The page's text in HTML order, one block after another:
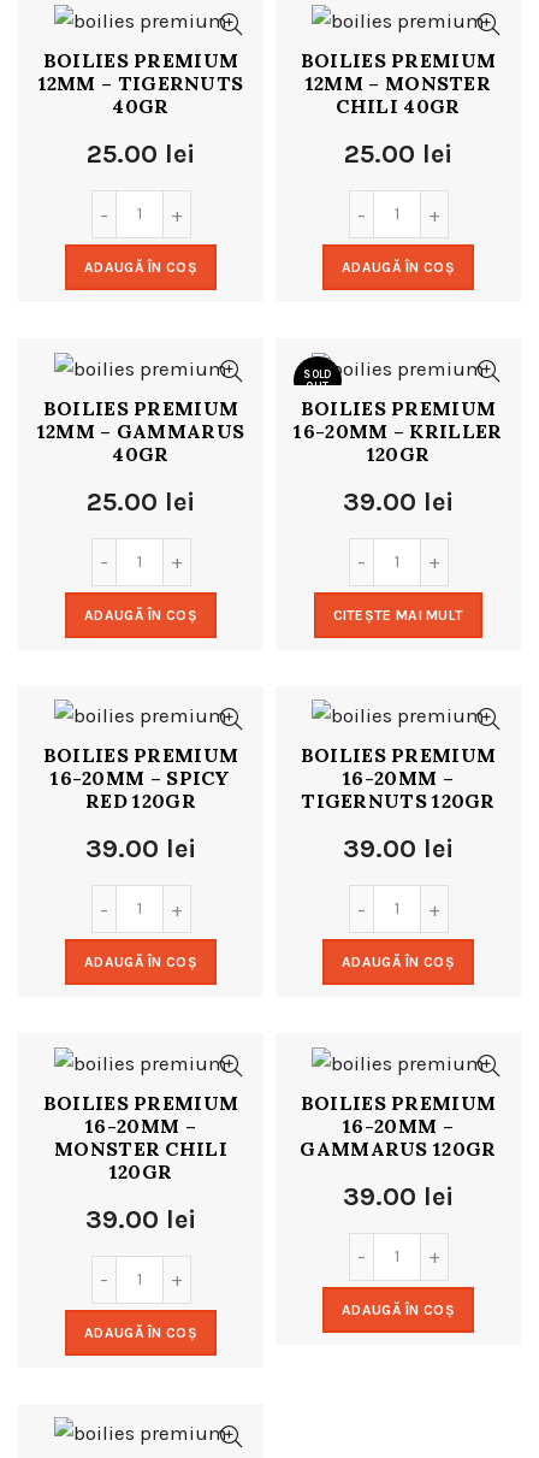
BOILIES PREMIUM
12MM – TIGERNUTS
40GR
25.00 lei
ADAUGĂ ÎN COȘ
BOILIES PREMIUM
12MM – MONSTER
CHILI 40GR
25.00 lei
ADAUGĂ ÎN COȘ
BOILIES PREMIUM
12MM – GAMMARUS
40GR
25.00 lei
ADAUGĂ ÎN COȘ
SOLD
OUT
BOILIES PREMIUM
16-20MM – KRILLER
120GR
39.00 lei
CITEȘTE MAI MULT
BOILIES PREMIUM
16-20MM – SPICY
RED 120GR
39.00 lei
ADAUGĂ ÎN COȘ
BOILIES PREMIUM
16-20MM –
TIGERNUTS 120GR
39.00 lei
ADAUGĂ ÎN COȘ
BOILIES PREMIUM
16-20MM –
MONSTER CHILI
120GR
39.00 lei
ADAUGĂ ÎN COȘ
BOILIES PREMIUM
16-20MM –
GAMMARUS 120GR
39.00 lei
ADAUGĂ ÎN COȘ